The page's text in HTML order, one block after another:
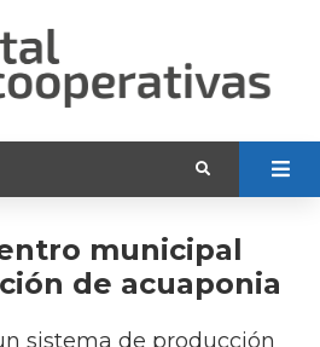
municipal
de acuaponia
sistema de producción